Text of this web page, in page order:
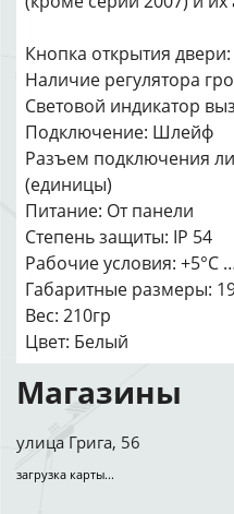
Кнопка открытия двери:
Наличие регулятора
Световой индикатор
Подключение: Шлейф
Разъем подключения
(единицы)
Питание: От панели
Степень защиты: IP 54
Рабочие условия: +5°C
Габаритные размеры:
Вес: 210гр
Цвет: Белый
Магазины
улица Грига, 56
загрузка карты...